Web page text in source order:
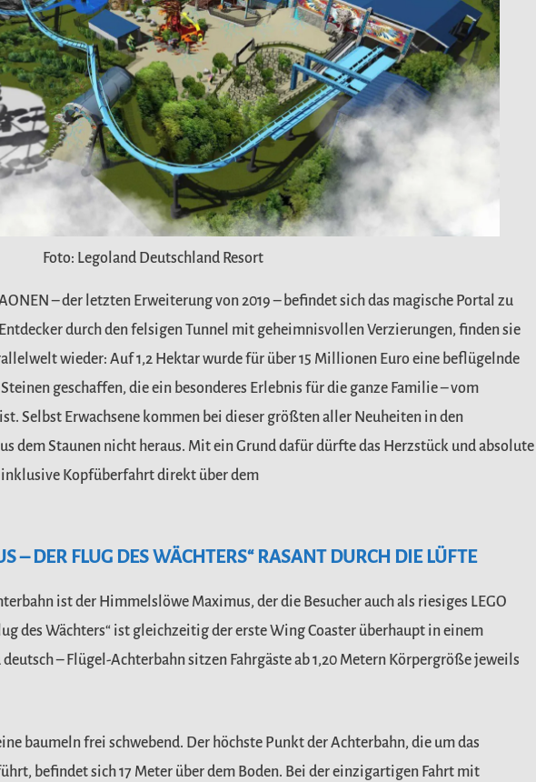
Foto: Legoland Deutschland Resort
– der letzten Erweiterung von 2019 – befindetsich das magische Portal zu
durch denfelsigenTunnel mit geheimnisvollenVerzierungen, findensie
wieder: Auf 1,2 Hektar wurde für über 15 Millionen Euro eine beflügelnde
geschaffen, die ein besonderes Erlebnis für die ganze Familie – vom
Selbst Erwachsene kommen bei dieser größten aller Neuheiten in den
dem Staunen nicht heraus. Mit ein Grund dafür dürfte das Herzstück undabsolute
Kopfüberfahrt direkt über dem
– DER FLUG DES WÄCHTERS“ RASANT DURCH DIE LÜFTE
ist der Himmelslöwe Maximus, der die Besucher auch als riesiges LEGO
des Wächters“ ist gleichzeitig der erste Wing Coaster überhaupt in einem
deutsch – Flügel-Achterbahn sitzen Fahrgäste ab 1,20 Metern Körpergröße jeweils
baumeln frei schwebend. Der höchste Punkt der Achterbahn, die um das
befindet sich17 Meter über dem Boden. Bei der einzigartigen Fahrt mit